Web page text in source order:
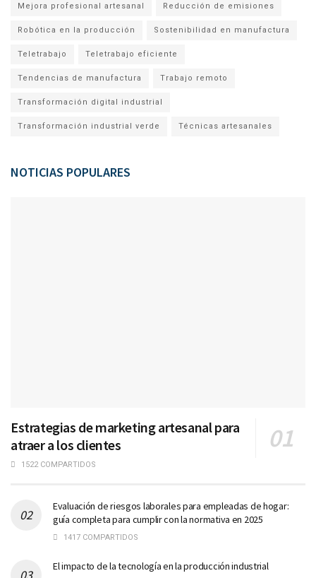
Mejora profesional artesanal Reducción de emisiones
Robótica en la producción Sostenibilidad en manufactura
Teletrabajo Teletrabajo eficiente
Tendencias de manufactura Trabajo remoto
Transformación digital industrial
Transformación industrial verde Técnicas artesanales
NOTICIAS POPULARES
Estrategias de marketing artesanal para
atraer a los clientes
1522 COMPARTIDOS
Evaluación de riesgos laborales para empleadas de hogar:
guía completa para cumplir con la normativa en 2025
1417 COMPARTIDOS
El impacto de la tecnología en la producción industrial